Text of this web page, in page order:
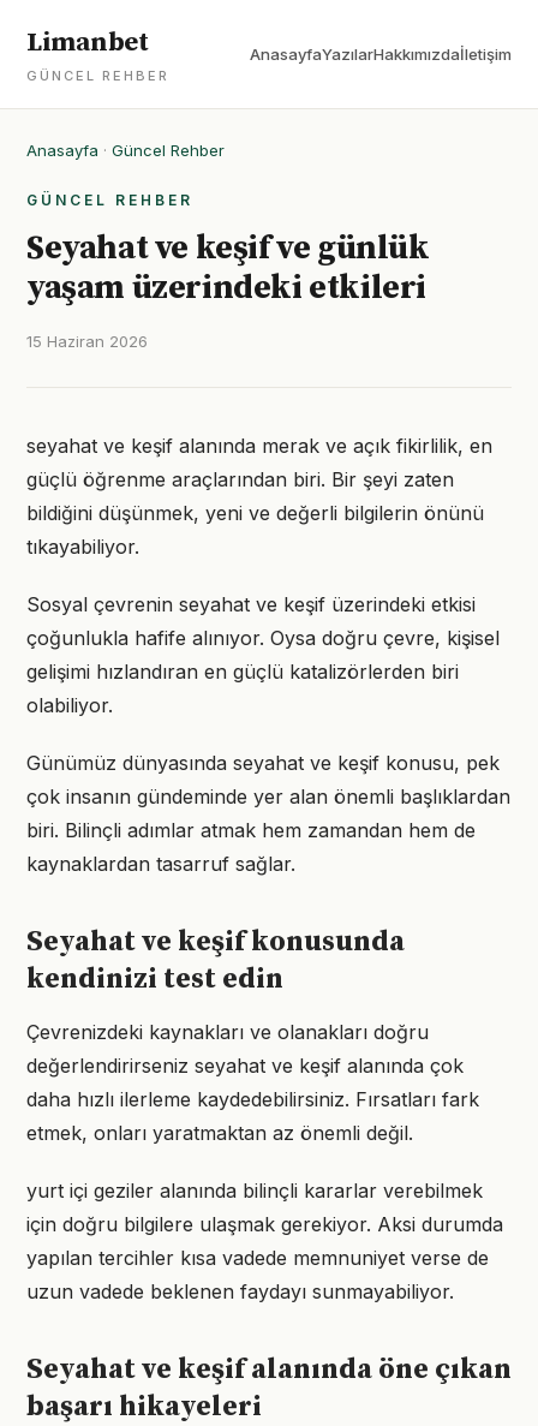
Limanbet
GÜNCEL REHBER
AnasayfaYazılarHakkımızdaİletişim
Anasayfa · Güncel Rehber
GÜNCEL REHBER
Seyahat ve keşif ve günlük
yaşam üzerindeki etkileri
15 Haziran 2026
seyahat ve keşif alanında merak ve açık fikirlilik, en
güçlü öğrenme araçlarından biri. Bir şeyi zaten
bildiğini düşünmek, yeni ve değerli bilgilerin önünü
tıkayabiliyor.
Sosyal çevrenin seyahat ve keşif üzerindeki etkisi
çoğunlukla hafife alınıyor. Oysa doğru çevre, kişisel
gelişimi hızlandıran en güçlü katalizörlerden biri
olabiliyor.
Günümüz dünyasında seyahat ve keşif konusu, pek
çok insanın gündeminde yer alan önemli başlıklardan
biri. Bilinçli adımlar atmak hem zamandan hem de
kaynaklardan tasarruf sağlar.
Seyahat ve keşif konusunda
kendinizi test edin
Çevrenizdeki kaynakları ve olanakları doğru
değerlendirirseniz seyahat ve keşif alanında çok
daha hızlı ilerleme kaydedebilirsiniz. Fırsatları fark
etmek, onları yaratmaktan az önemli değil.
yurt içi geziler alanında bilinçli kararlar verebilmek
için doğru bilgilere ulaşmak gerekiyor. Aksi durumda
yapılan tercihler kısa vadede memnuniyet verse de
uzun vadede beklenen faydayı sunmayabiliyor.
Seyahat ve keşif alanında öne çıkan
başarı hikayeleri